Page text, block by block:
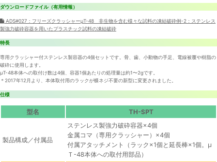
ダウンロードファイル（有用情報）
ADS#027：フリーズクラッシャーμT-48 非生物を含む様々な試料の凍結破砕例-2：ステンレス
製強力破砕容器を用いたプラスチック試料の凍結破砕
特長
専用クラッシャー付ステンレス製容器の4個セットです。骨、歯、小動物の手足、電線被覆や樹脂の
破砕に使用します。
μT-48本体への取付け数は4個、容器1個あたりの処理量は約1〜2gです。
＊2017年12月より、本体取付用のラックが蝶ネジ不要の新型に変更されました。
仕様
型名 TH-SPT
製品構成／付属品
ステンレス製強力破砕容器×4個
金属コマ（専用クラッシャー）×4個
付属アタッチメント（ラック×1個と延長棒×1個。μ
Ｔ-48本体への取付用部品）